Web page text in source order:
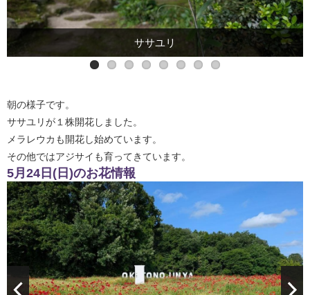
ササユリ
メラレウカ
満開時は真っ白になります
朝の様子です。
ササユリが１株開花しました。
メラレウカも開花し始めています。
その他ではアジサイも育ってきています。
5月24日(日)のお花情報